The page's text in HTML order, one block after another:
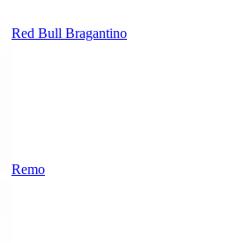
Red Bull Bragantino
Remo